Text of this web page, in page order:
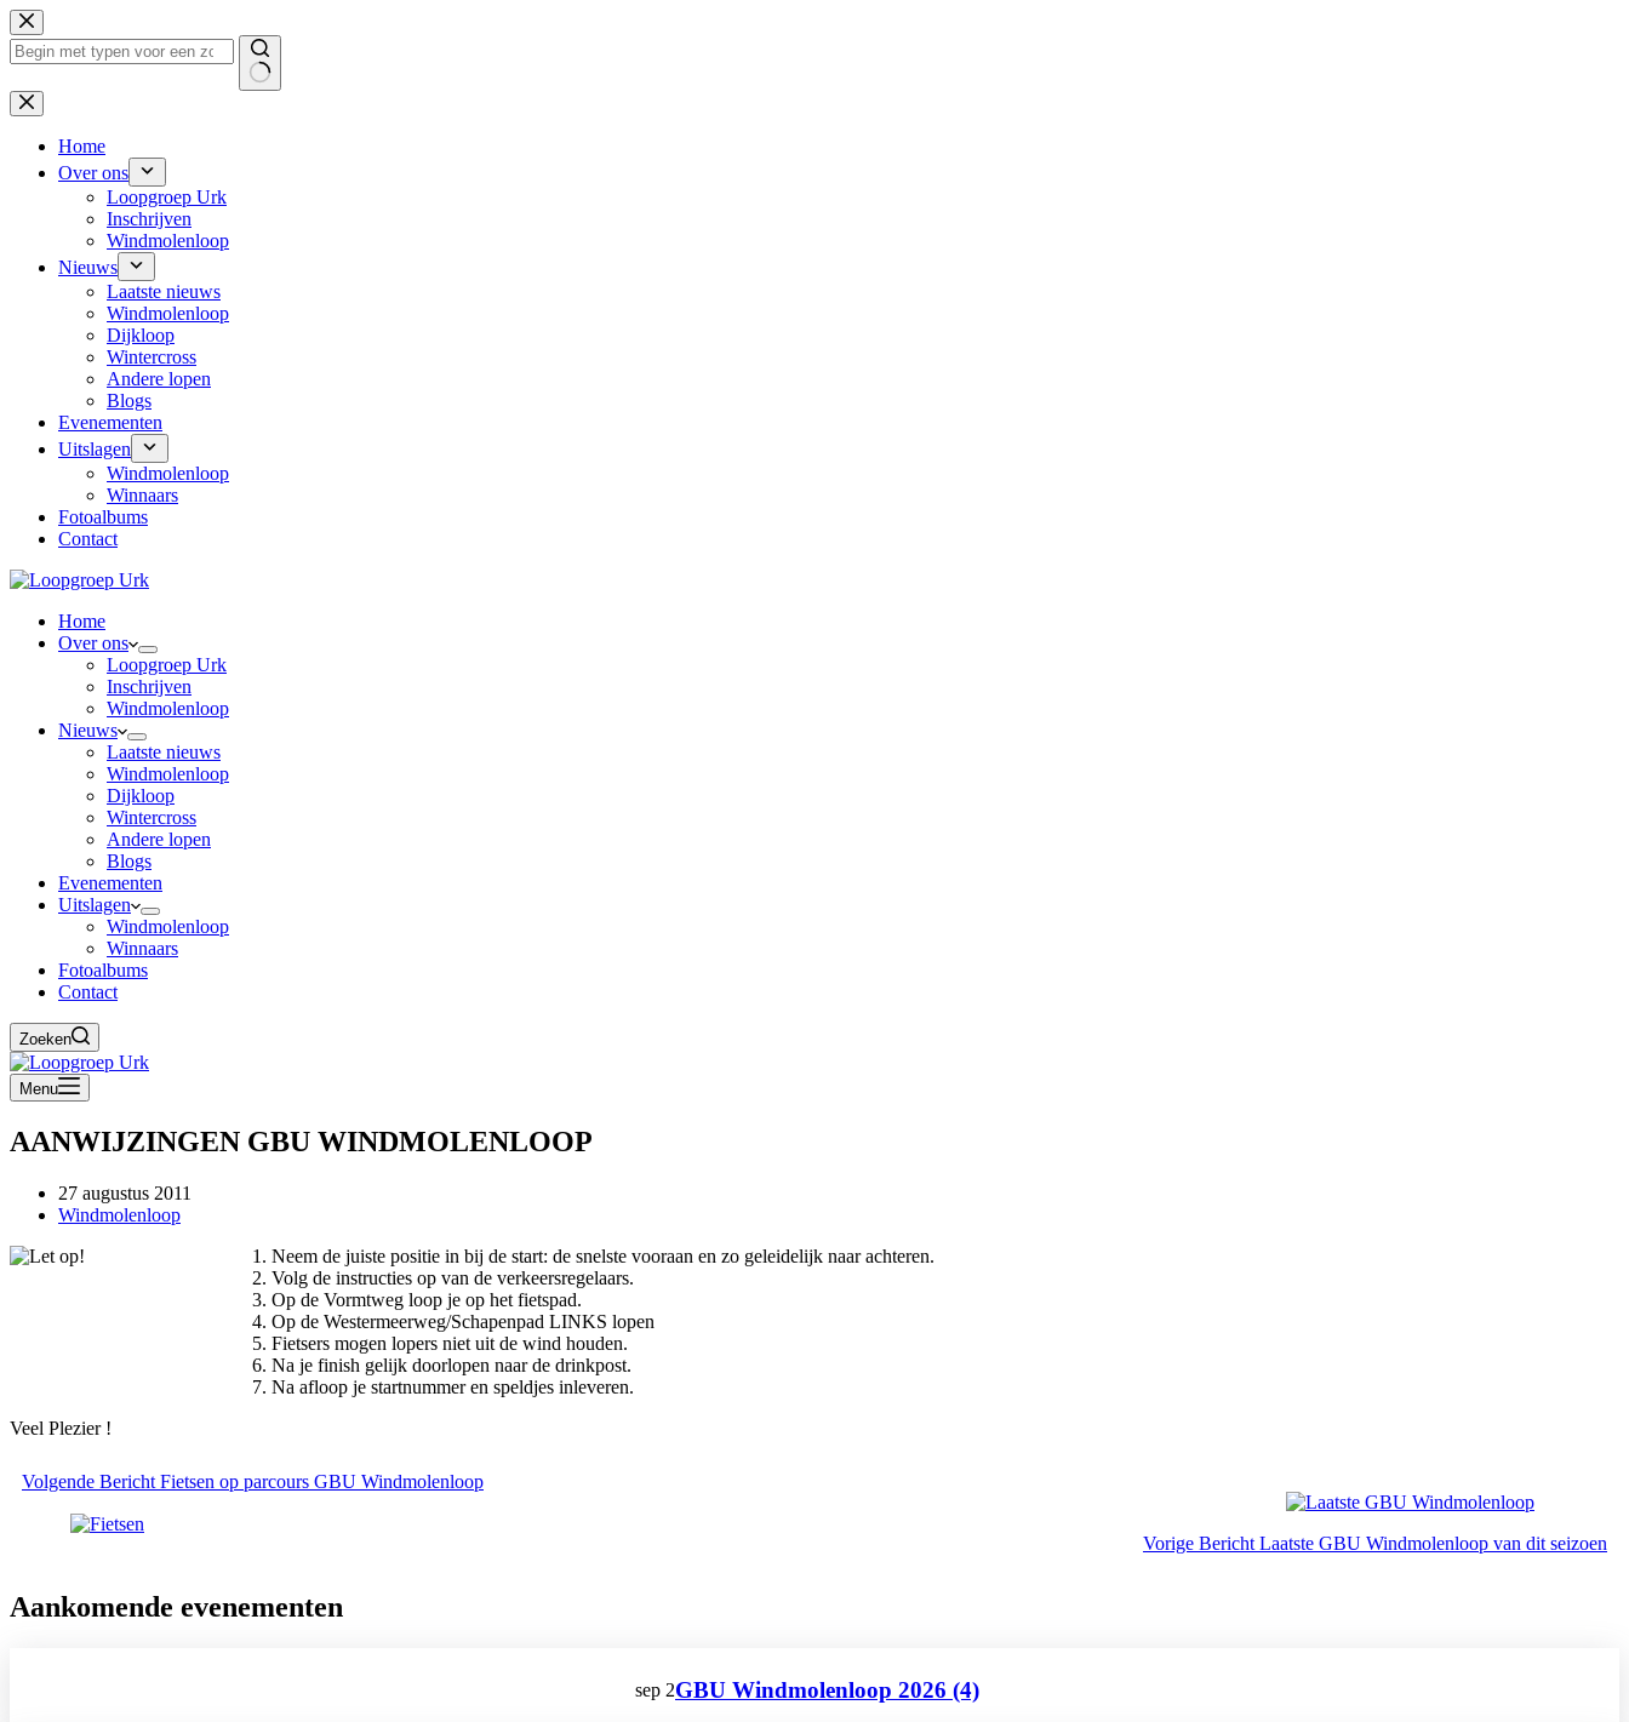
Ga
naar
de
Geen
resultaten
Home
Over ons
Loopgroep Urk
Inschrijven
Windmolenloop
Nieuws
Laatste nieuws
Windmolenloop
Dijkloop
Wintercross
Andere lopen
Blogs
Evenementen
Uitslagen
Windmolenloop
Winnaars
Fotoalbums
Contact
Home
Over ons
Loopgroep Urk
Inschrijven
Windmolenloop
Nieuws
Laatste nieuws
Windmolenloop
Dijkloop
Wintercross
Andere lopen
Blogs
Evenementen
Uitslagen
Windmolenloop
Winnaars
Fotoalbums
Contact
Zoeken
Menu
AANWIJZINGEN GBU WINDMOLENLOOP
27 augustus 2011
Windmolenloop
1. Neem de juiste positie in bij de start: de snelste vooraan en zo geleidelijk naar achteren.
2. Volg de instructies op van de verkeersregelaars.
3. Op de Vormtweg loop je op het fietspad.
4. Op de Westermeerweg/Schapenpad LINKS lopen
5. Fietsers mogen lopers niet uit de wind houden.
6. Na je finish gelijk doorlopen naar de drinkpost.
7. Na afloop je startnummer en speldjes inleveren.
Veel Plezier !
Vorige Bericht Laatste GBU Windmolenloop van dit seizoen
Volgende Bericht Fietsen op parcours GBU Windmolenloop
Aankomende evenementen
sep 2GBU Windmolenloop 2026 (4)